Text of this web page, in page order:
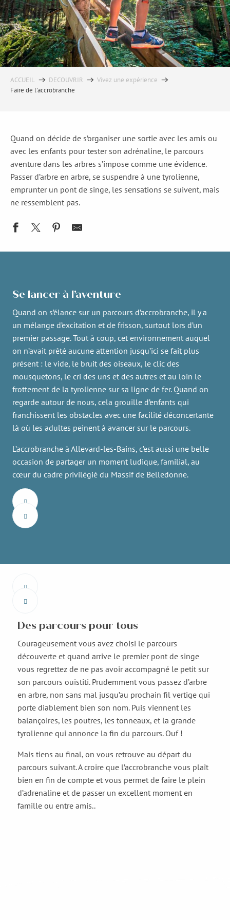
ACCUEIL DECOUVRIR
Vivez une expérience
Faire de l’accrobranche
Quand on décide de s’organiser une sortie avec les amis ou
avec les enfants pour tester son adrénaline, le parcours
aventure dans les arbres s’impose comme une évidence.
Passer d’arbre en arbre, se suspendre à une tyrolienne,
emprunter un pont de singe, les sensations se suivent, mais
ne ressemblent pas.
Se lancer à l’aventure
Quand on s’élance sur un parcours d’accrobranche, il y a
un mélange d’excitation et de frisson, surtout lors d’un
premier passage. Tout à coup, cet environnement auquel
on n’avait prêté aucune attention jusqu’ici se fait plus
présent : le vide, le bruit des oiseaux, le clic des
mousquetons, le cri des uns et des autres et au loin le
frottement de la tyrolienne sur sa ligne de fer. Quand on
regarde autour de nous, cela grouille d’enfants qui
franchissent les obstacles avec une facilité déconcertante
là où les adultes peinent à avancer sur le parcours.
L’accrobranche à Allevard-les-Bains, c’est aussi une belle
occasion de partager un moment ludique, familial, au
cœur du cadre privilégié du Massif de Belledonne.
Des parcours pour tous
Courageusement vous avez choisi le parcours
découverte et quand arrive le premier pont de singe
vous regrettez de ne pas avoir accompagné le petit sur
son parcours ouistiti. Prudemment vous passez d’arbre
en arbre, non sans mal jusqu’au prochain fil vertige qui
porte diablement bien son nom. Puis viennent les
balançoires, les poutres, les tonneaux, et la grande
tyrolienne qui annonce la fin du parcours. Ouf !
Mais tiens au final, on vous retrouve au départ du
parcours suivant. A croire que l’accrobranche vous plaît
bien en fin de compte et vous permet de faire le plein
d’adrenaline et de passer un excellent moment en
famille ou entre amis..